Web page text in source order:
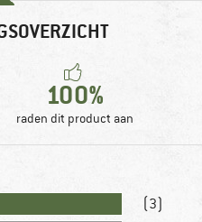
100%
raden dit product aan
(3)